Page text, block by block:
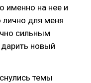
именно на нее и
лично для меня
сильным
новый
темы